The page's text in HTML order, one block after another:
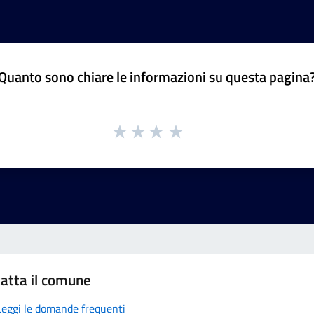
sono chiare le informazioni su questa
il comune
le domande frequenti